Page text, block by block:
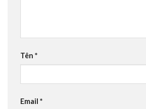
Tên *
Email *